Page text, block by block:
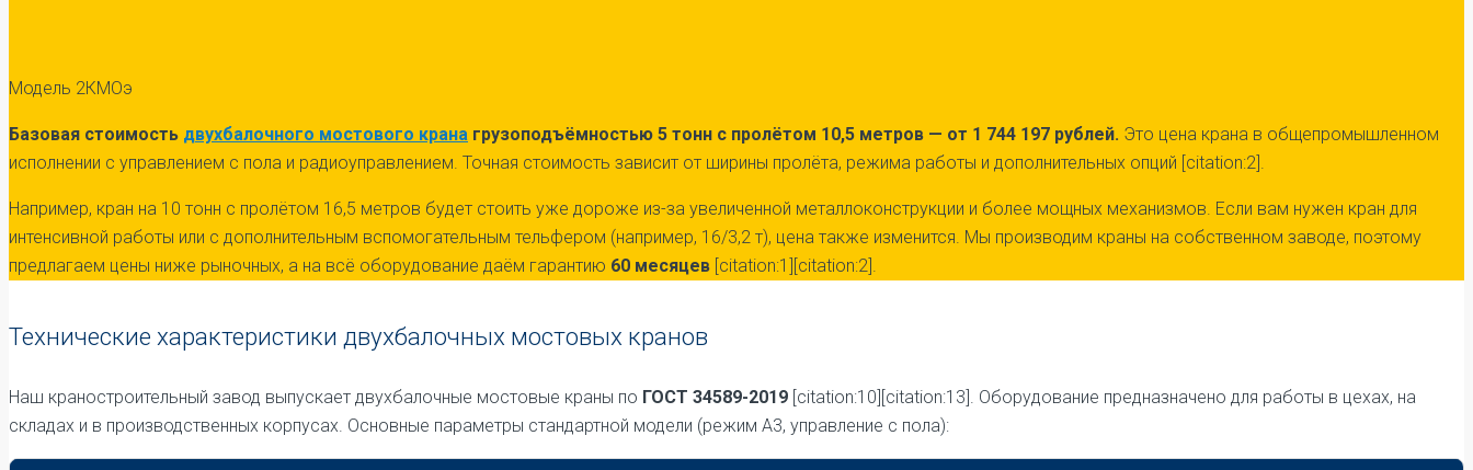
Модель 2КМОэ
Базовая стоимость двухбалочного мостового крана грузоподъёмностью 5 тонн с пролётом 10,5 метров — от 1 744 197 рублей. Это цена крана в общепромышленном
исполнении с управлением с пола и радиоуправлением. Точная стоимость зависит от ширины пролёта, режима работы и дополнительных опций [citation:2].
Например, кран на 10 тонн с пролётом 16,5 метров будет стоить уже дороже из-за увеличенной металлоконструкции и более мощных механизмов. Если вам нужен кран для
интенсивной работы или с дополнительным вспомогательным тельфером (например, 16/3,2 т), цена также изменится. Мы производим краны на собственном заводе, поэтому
предлагаем цены ниже рыночных, а на всё оборудование даём гарантию 60 месяцев [citation:1][citation:2].
Технические характеристики двухбалочных мостовых кранов
Наш краностроительный завод выпускает двухбалочные мостовые краны по ГОСТ 34589-2019 [citation:10][citation:13]. Оборудование предназначено для работы в цехах, на
складах и в производственных корпусах. Основные параметры стандартной модели (режим А3, управление с пола):